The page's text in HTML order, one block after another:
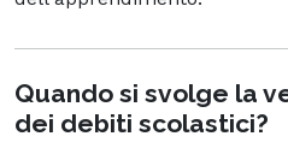
Quando si svolge la
dei debiti scolastici?